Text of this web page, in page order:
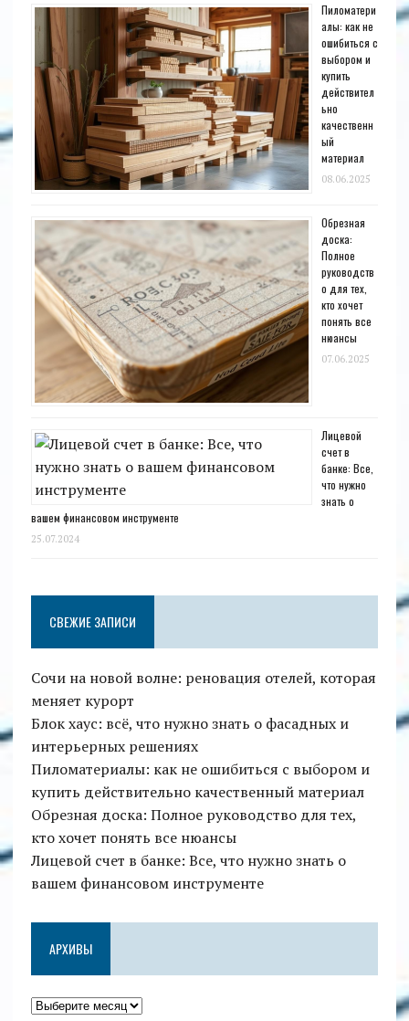
Пиломатери
алы: как не
ошибиться с
выбором и
купить
действител
ьно
качественн
ый
материал
08.06.2025
Обрезная
доска:
Полное
руководств
о для тех,
кто хочет
понять все
нюансы
07.06.2025
Лицевой
счет в
банке: Все,
что нужно
знать о
вашем финансовом инструменте
25.07.2024
СВЕЖИЕ ЗАПИСИ
Сочи на новой волне: реновация отелей, которая
меняет курорт
Блок хаус: всё, что нужно знать о фасадных и
интерьерных решениях
Пиломатериалы: как не ошибиться с выбором и
купить действительно качественный материал
Обрезная доска: Полное руководство для тех,
кто хочет понять все нюансы
Лицевой счет в банке: Все, что нужно знать о
вашем финансовом инструменте
АРХИВЫ